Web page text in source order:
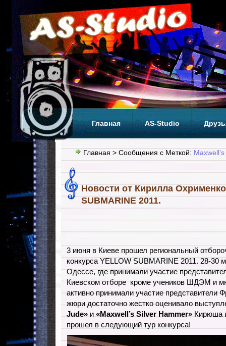
Главная AS-Studio
Теги ТОП
Главная > Сообщения с Меткой:
Новости от Кирилла
SUBMARINE 2011.
3 июня в Киеве прошел региональный
конкурса YELLOW SUBMARINE 2011. 28-30
Одессе, где принимали участие
Киевском отборе кроме учеников ШДЭМ и
активно принимали участие представители
жюри достаточно жестко оценивало
Jude» и «Maxwell’s Silver Hammer» Кирюша
прошел в следующий тур конкурса!